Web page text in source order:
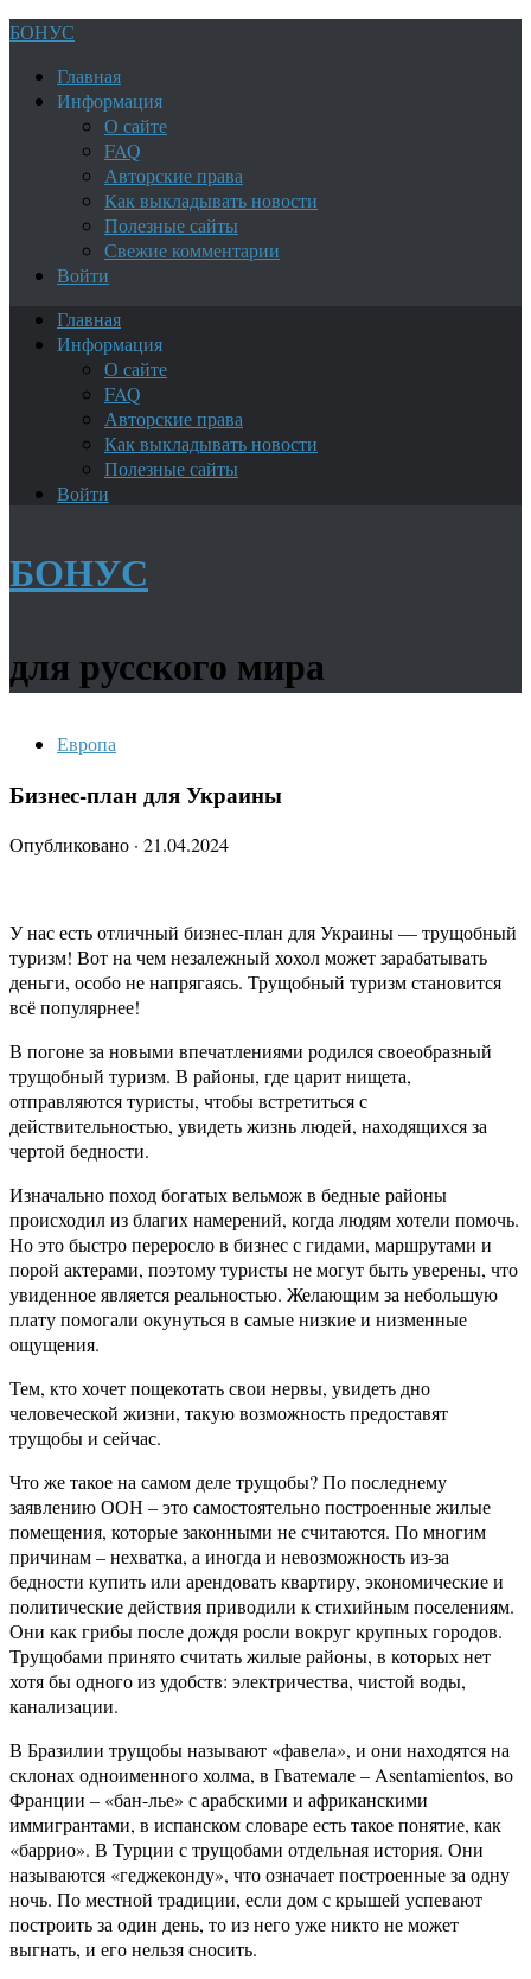
БОНУС
Главная
Информация
О сайте
FAQ
Авторские права
Как выкладывать новости
Полезные сайты
Свежие комментарии
Войти
Главная
Информация
О сайте
FAQ
Авторские права
Как выкладывать новости
Полезные сайты
Войти
БОНУС
для русского мира
Европа
Бизнес-план для Украины
Опубликовано · 21.04.2024
У нас есть отличный бизнес-план для Украины — трущобный
туризм! Вот на чем незалежный хохол может зарабатывать
деньги, особо не напрягаясь. Трущобный туризм становится
всё популярнее!
В погоне за новыми впечатлениями родился своеобразный
трущобный туризм. В районы, где царит нищета,
отправляются туристы, чтобы встретиться с
действительностью, увидеть жизнь людей, находящихся за
чертой бедности.
Изначально поход богатых вельмож в бедные районы
происходил из благих намерений, когда людям хотели помочь.
Но это быстро переросло в бизнес с гидами, маршрутами и
порой актерами, поэтому туристы не могут быть уверены, что
увиденное является реальностью. Желающим за небольшую
плату помогали окунуться в самые низкие и низменные
ощущения.
Тем, кто хочет пощекотать свои нервы, увидеть дно
человеческой жизни, такую возможность предоставят
трущобы и сейчас.
Что же такое на самом деле трущобы? По последнему
заявлению ООН – это самостоятельно построенные жилые
помещения, которые законными не считаются. По многим
причинам – нехватка, а иногда и невозможность из-за
бедности купить или арендовать квартиру, экономические и
политические действия приводили к стихийным поселениям.
Они как грибы после дождя росли вокруг крупных городов.
Трущобами принято считать жилые районы, в которых нет
хотя бы одного из удобств: электричества, чистой воды,
канализации.
В Бразилии трущобы называют «фавела», и они находятся на
склонах одноименного холма, в Гватемале – Asentamientos, во
Франции – «бан-лье» с арабскими и африканскими
иммигрантами, в испанском словаре есть такое понятие, как
«баррио». В Турции с трущобами отдельная история. Они
называются «геджеконду», что означает построенные за одну
ночь. По местной традиции, если дом с крышей успевают
построить за один день, то из него уже никто не может
выгнать, и его нельзя сносить.